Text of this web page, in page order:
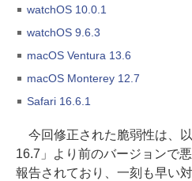
watchOS 10.0.1
watchOS 9.6.3
macOS Ventura 13.6
macOS Monterey 12.7
Safari 16.6.1
今回修正された脆弱性は、
16.7」より前のバージョンで
報告されており、一刻も早い対